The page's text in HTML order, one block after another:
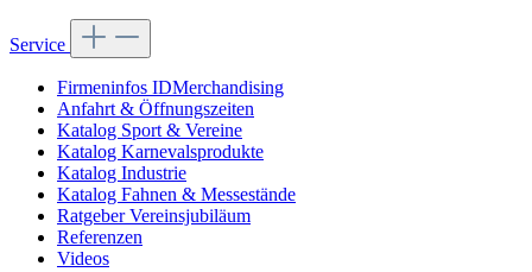
Service
Firmeninfos IDMerchandising
Anfahrt & Öffnungszeiten
Katalog Sport & Vereine
Katalog Karnevalsprodukte
Katalog Industrie
Katalog Fahnen & Messestände
Ratgeber Vereinsjubiläum
Referenzen
Videos